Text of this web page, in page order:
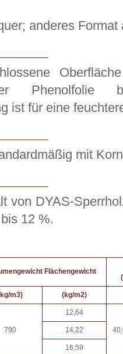
anderes Format
Phenolfolie
ist für eine
mit
von DYAS-
12 %.
Flächengewicht
m3) (kg/m2)
790
12,64
14,22
16,59